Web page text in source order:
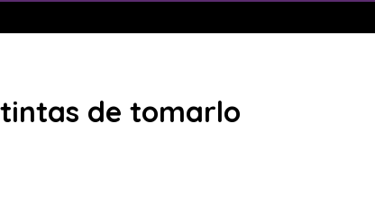
de tomarlo